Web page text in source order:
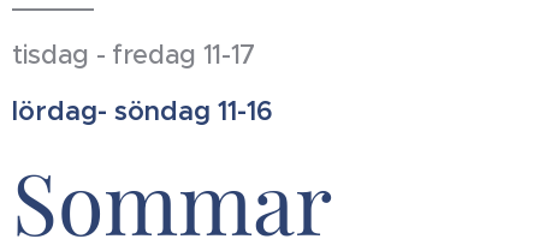
tisdag - fredag 11-17
lördag- söndag 11-16
Sommar